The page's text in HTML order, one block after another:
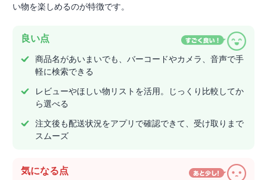
い物を楽しめるのが特徴です。
良い点
商品名があいまいでも、バーコードやカメラ、音声で手
軽に検索できる
レビューやほしい物リストを活用。じっくり比較してか
ら選べる
注文後も配送状況をアプリで確認できて、受け取りまで
スムーズ
気になる点